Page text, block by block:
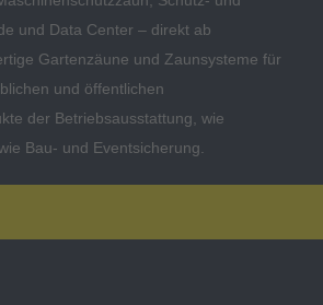
und Data Center – direkt ab
Gartenzäune und Zaunsysteme für
und öffentlichen
der Betriebsausstattung, wie
Bau- und Eventsicherung.